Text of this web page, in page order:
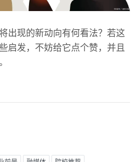
出现的新动向有何看法？若这
启发，不妨给它点个赞，并且